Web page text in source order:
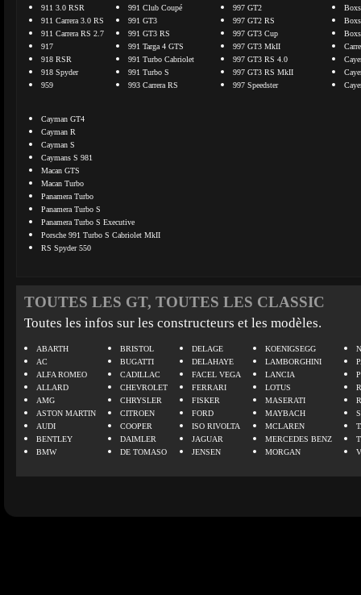
911 3.0 RSR
911 Carrera 3.0 RS
911 Carrera RS 2.7
917
918 RSR
918 Spyder
959
991 Club Coupé
991 GT3
991 GT3 RS
991 Targa 4 GTS
991 Turbo Cabriolet
991 Turbo S
993 Carrera RS
997 GT2
997 GT2 RS
997 GT3 Cup
997 GT3 MkII
997 GT3 RS 4.0
997 GT3 RS MkII
997 Speedster
Cayman GT4
Cayman R
Cayman S
Caymans S 981
Macan GTS
Macan Turbo
Panamera Turbo
Panamera Turbo S
Panamera Turbo S Executive
Porsche 991 Turbo S Cabriolet MkII
RS Spyder 550
TOUTES LES GT, TOUTES LES CLASSIC
Toutes les infos sur les constructeurs et les modèles.
ABARTH
AC
ALFA ROMEO
ALLARD
AMG
ASTON MARTIN
AUDI
BENTLEY
BMW
BRISTOL
BUGATTI
CADILLAC
CHEVROLET
CHRYSLER
CITROEN
COOPER
DAIMLER
DE TOMASO
DELAGE
DELAHAYE
FACEL VEGA
FERRARI
FISKER
FORD
ISO RIVOLTA
JAGUAR
JENSEN
KOENIGSEGG
LAMBORGHINI
LANCIA
LOTUS
MASERATI
MAYBACH
MCLAREN
MERCEDES BENZ
MORGAN